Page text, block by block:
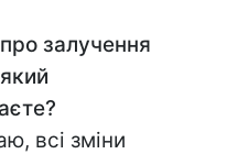
залучення
всі зміни